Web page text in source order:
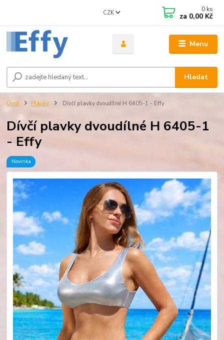
Menu
CZK
Hledat
0 ks
za 0,00 Kč
Úvod Plavky Dívčí plavky dvoudílné H 6405-1 - Effy
Dívčí plavky dvoudílné H 6405-1
- Effy
Novinka